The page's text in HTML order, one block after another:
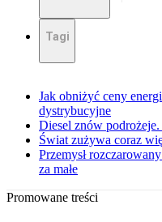
Tagi
Jak obniżyć ceny
dystrybucyjne
Diesel znów
Świat zużywa coraz
Przemysł
za małe
Promowane treści